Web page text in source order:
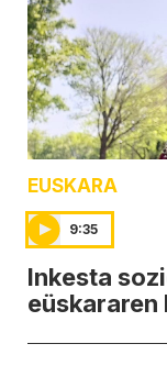
EUSKARA
9:35
Inkesta
eüskararen